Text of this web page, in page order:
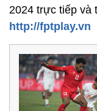
2024 trực tiếp và
http://fptplay.vn